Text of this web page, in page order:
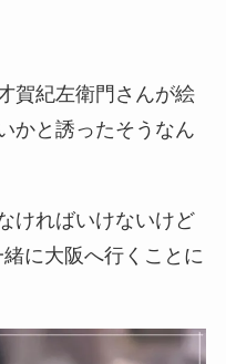
賀紀左衛門さんが絵
かと誘ったそうなん
ければいけないけど
に大阪へ行くことに